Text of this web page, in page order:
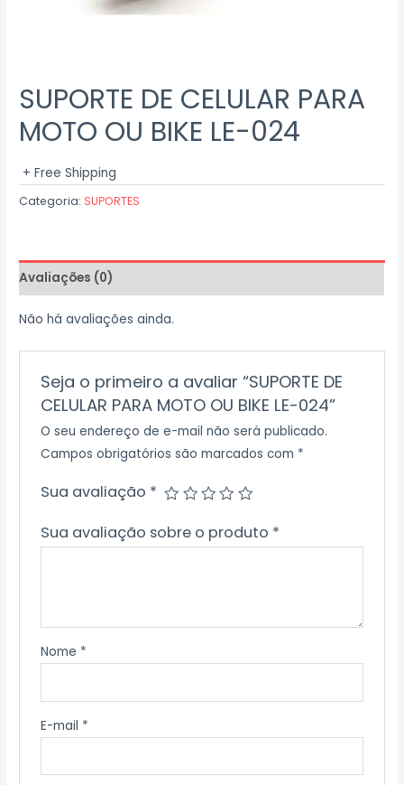
SUPORTE DE CELULAR PARA
MOTO OU BIKE LE-024
+ Free Shipping
Categoria: SUPORTES
Avaliações (0)
Não há avaliações ainda.
Seja o primeiro a avaliar “SUPORTE DE
CELULAR PARA MOTO OU BIKE LE-024”
O seu endereço de e-mail não será publicado.
Campos obrigatórios são marcados com *
Sua avaliação *
Sua avaliação sobre o produto *
Nome *
E-mail *